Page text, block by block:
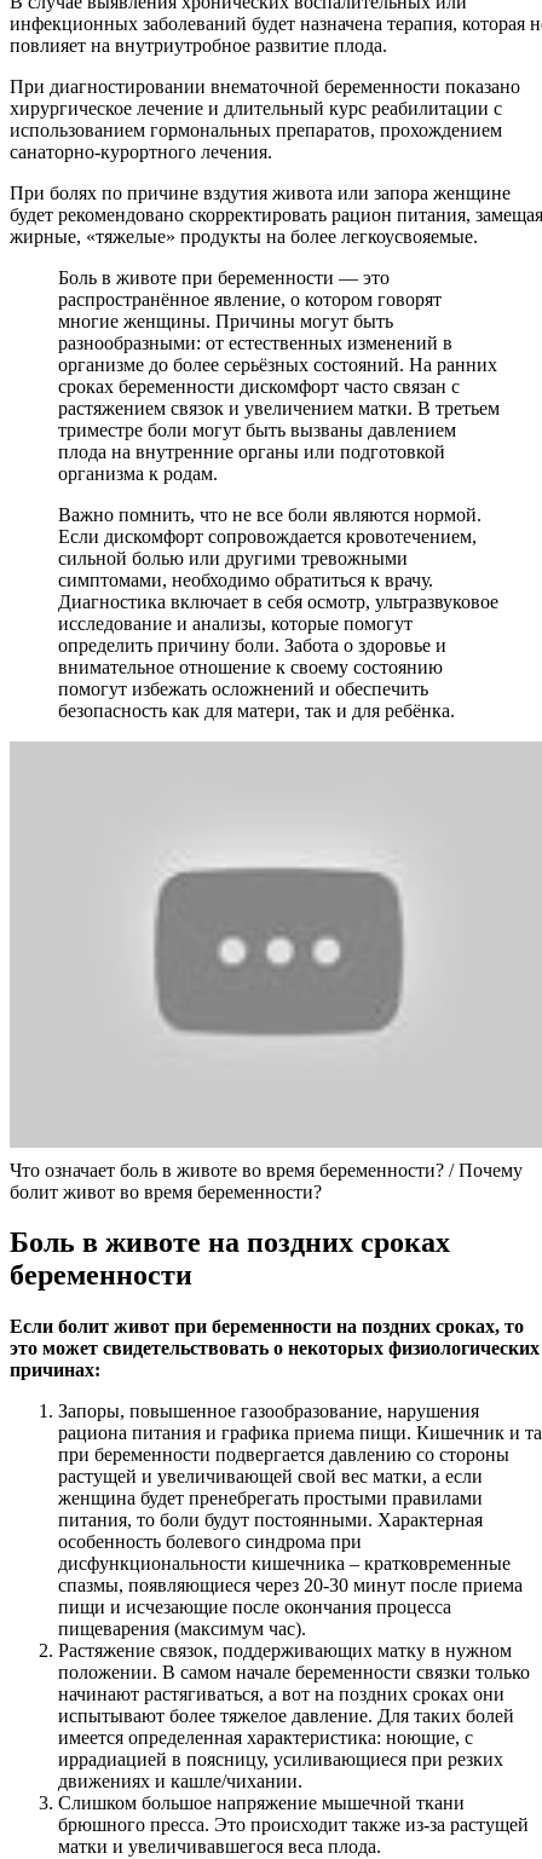
инфекционных заболеваний будет назначена терапия, которая
повлияет на внутриутробное развитие плода.
При диагностировании внематочной беременности показано
хирургическое лечение и длительный курс реабилитации с
использованием гормональных препаратов, прохождением
санаторно-курортного лечения.
При болях по причине вздутия живота или запора женщине
будет рекомендовано скорректировать рацион питания, замещая
жирные, «тяжелые» продукты на более легкоусвояемые.
Боль в животе при беременности — это
распространённое явление, о котором говорят
многие женщины. Причины могут быть
разнообразными: от естественных изменений в
организме до более серьёзных состояний. На ранних
сроках беременности дискомфорт часто связан с
растяжением связок и увеличением матки. В третьем
триместре боли могут быть вызваны давлением
плода на внутренние органы или подготовкой
организма к родам.
Важно помнить, что не все боли являются нормой.
Если дискомфорт сопровождается кровотечением,
сильной болью или другими тревожными
симптомами, необходимо обратиться к врачу.
Диагностика включает в себя осмотр, ультразвуковое
исследование и анализы, которые помогут
определить причину боли. Забота о здоровье и
внимательное отношение к своему состоянию
помогут избежать осложнений и обеспечить
безопасность как для матери, так и для ребёнка.
Что означает боль в животе во время беременности? / Почему
болит живот во время беременности?
Боль в животе на поздних сроках
беременности
Если болит живот при беременности на поздних сроках, то
это может свидетельствовать о некоторых физиологических
причинах:
Запоры, повышенное газообразование, нарушения
рациона питания и графика приема пищи. Кишечник и
при беременности подвергается давлению со стороны
растущей и увеличивающей свой вес матки, а если
женщина будет пренебрегать простыми правилами
питания, то боли будут постоянными. Характерная
особенность болевого синдрома при
дисфункциональности кишечника – кратковременные
спазмы, появляющиеся через 20-30 минут после приема
пищи и исчезающие после окончания процесса
пищеварения (максимум час).
Растяжение связок, поддерживающих матку в нужном
положении. В самом начале беременности связки только
начинают растягиваться, а вот на поздних сроках они
испытывают более тяжелое давление. Для таких болей
имеется определенная характеристика: ноющие, с
иррадиацией в поясницу, усиливающиеся при резких
движениях и кашле/чихании.
Слишком большое напряжение мышечной ткани
брюшного пресса. Это происходит также из-за растущей
матки и увеличивавшегося веса плода.